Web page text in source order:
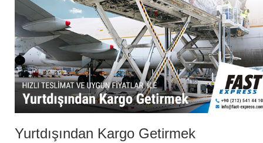
Yurtdışından Kargo Getirmek